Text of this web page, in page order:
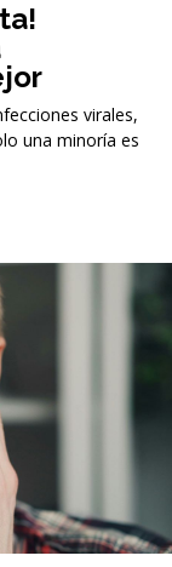
virales,
una minoría es